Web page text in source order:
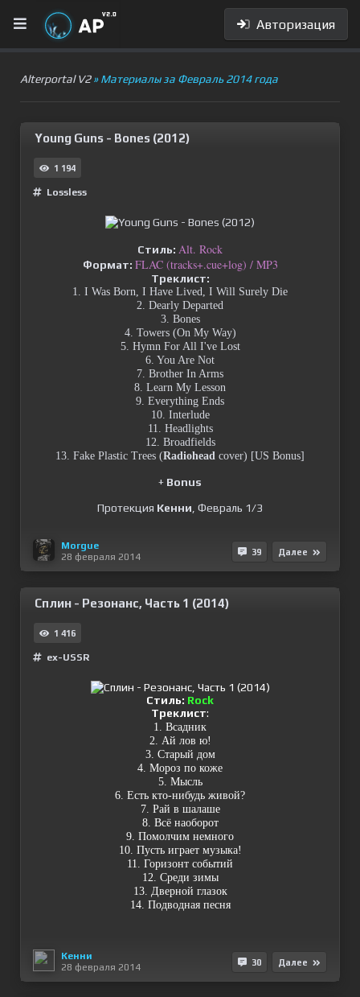
Авторизация
Alterportal V2» Материалы за Февраль 2014 года
Young Guns - Bones (2012)
1 194
Lossless
Стиль: Alt. Rock
Формат: FLAC (tracks+.cue+log) / MP3
Треклист:
1. I Was Born, I Have Lived, I Will Surely Die
2. Dearly Departed
3. Bones
4. Towers (On My Way)
5. Hymn For All I've Lost
6. You Are Not
7. Brother In Arms
8. Learn My Lesson
9. Everything Ends
10. Interlude
11. Headlights
12. Broadfields
13. Fake Plastic Trees (Radiohead cover) [US Bonus]
+ Bonus
Протекция Кенни , Февраль 1/3
Morgue
28 февраля 2014
39 Далее
Сплин - Резонанс, Часть 1 (2014)
1 416
ex-USSR
Стиль: Rock
Треклист:
1. Всадник
2. Ай лов ю!
3. Старый дом
4. Мороз по коже
5. Мысль
6. Есть кто-нибудь живой?
7. Рай в шалаше
8. Всё наоборот
9. Помолчим немного
10. Пусть играет музыка!
11. Горизонт событий
12. Среди зимы
13. Дверной глазок
14. Подводная песня
Кенни
28 февраля 2014
30 Далее